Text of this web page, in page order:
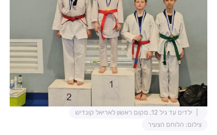
ילדים עד גיל 12, מקום ראשון לאריאל קונדיש
צילום: הלוחם הצעיר